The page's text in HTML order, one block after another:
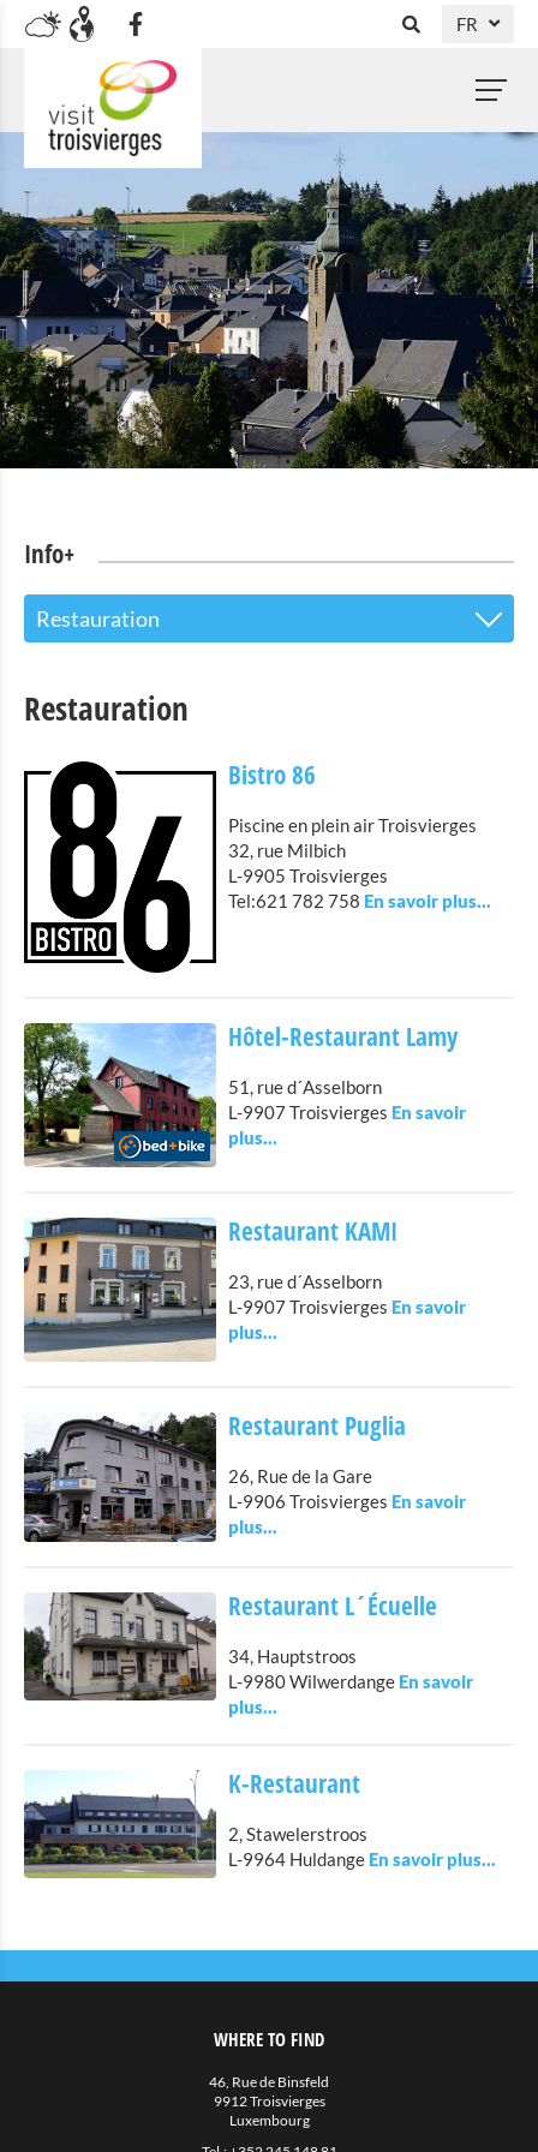
FR
NL
EN
Info+
Restauration
Attractions touristiques
Parc Naturel de l'Our
Culture & musées
Shopping
Mobilité à Troisvierges
Activités intérieures
Eat & Sleep
Restauration
Hébergements avec restauration
Hébergements privés
Autres
Agenda
Restauration
Bistro 86
Piscine en plein air Troisvierges
32, rue Milbich
L-9905 Troisvierges
Tel:621 782 758
Hôtel-Restaurant Lamy
51, rue d´Asselborn
L-9907 Troisvierges
Restaurant KAMI
23, rue d´Asselborn
L-9907 Troisvierges
Restaurant Puglia
26, Rue de la Gare
L-9906 Troisvierges
Restaurant L´Écuelle
34, Hauptstroos
L-9980 Wilwerdange
K-Restaurant
2, Stawelerstroos
L-9964 Huldange
WHERE TO FIND
46, Rue de Binsfeld
9912 Troisvierges
Luxembourg